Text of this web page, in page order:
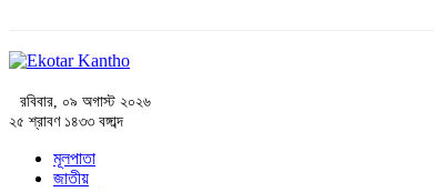
রবিবার, ০৯ অগাস্ট ২০২৬
২৫ শ্রাবণ ১৪৩৩ বঙ্গাব্দ
মূলপাতা
জাতীয়